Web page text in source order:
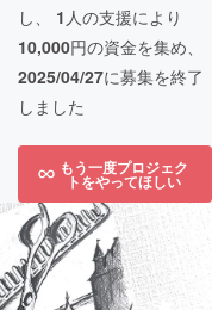
し、 1 人の支援により
10,000円の資金を集め、
2025/04/27に募集を終了
しました
もう一度プロジェク
トをやってほしい